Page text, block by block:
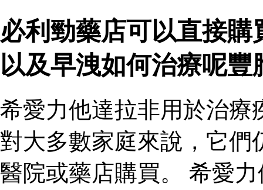
必利勁藥店可以直接
以及早洩如何治療呢豐
希愛力他達拉非用於治療
對大多數家庭來說，它們
醫院或藥店購買。 希愛